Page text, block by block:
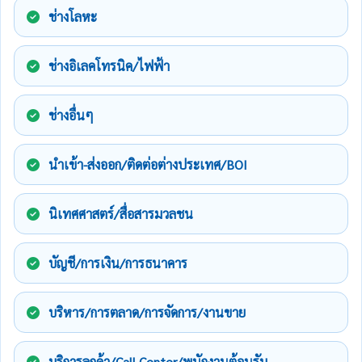
ช่างโลหะ
ช่างอิเลคโทรนิค/ไฟฟ้า
ช่างอื่นๆ
นำเข้า-ส่งออก/ติดต่อต่างประเทศ/BOI
นิเทศศาสตร์/สื่อสารมวลชน
บัญชี/การเงิน/การธนาคาร
บริหาร/การตลาด/การจัดการ/งานขาย